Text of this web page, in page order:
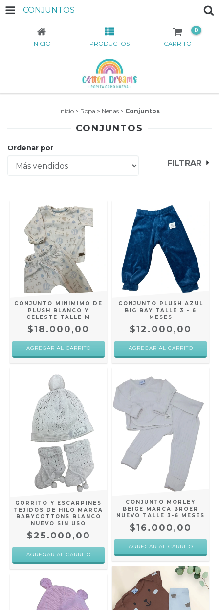
CONJUNTOS
INICIO PRODUCTOS CARRITO
0
Inicio > Ropa > Nenas > Conjuntos
CONJUNTOS
Ordenar por
FILTRAR
CONJUNTO MINIMIMO DE
PLUSH BLANCO Y
CELESTE TALLE M
$18.000,00
CONJUNTO PLUSH AZUL
BIG BAY TALLE 3 - 6
MESES
$12.000,00
GORRITO Y ESCARPINES
TEJIDOS DE HILO MARCA
BABYCOTTONS BLANCO
NUEVO SIN USO
$25.000,00
CONJUNTO MORLEY
BEIGE MARCA BROER
NUEVO TALLE 3-6 MESES
$16.000,00